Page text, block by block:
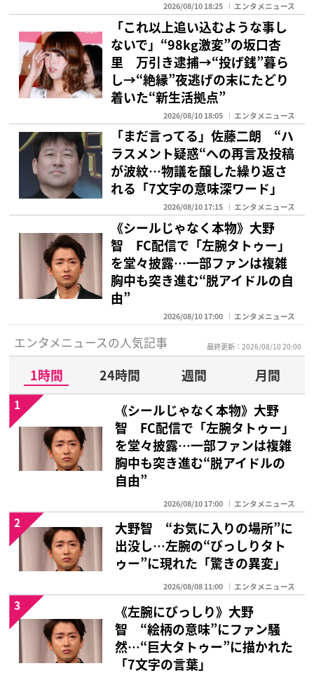
2026/08/10 18:25 エンタメニュース
「これ以上追い込むような事し
ないで」“98kg激変”の坂口杏
里 万引き逮捕→“投げ銭”暮ら
し→“絶縁”夜逃げの末にたどり
着いた“新生活拠点”
2026/08/10 18:05 エンタメニュース
「まだ言ってる」佐藤二朗 “ハ
ラスメント疑惑“への再言及投稿
が波紋…物議を醸した繰り返さ
れる「7文字の意味深ワード」
2026/08/10 17:15 エンタメニュース
《シールじゃなく本物》大野
智 FC配信で「左腕タトゥー」
を堂々披露…一部ファンは複雑
胸中も突き進む“脱アイドルの自
由”
2026/08/10 17:00 エンタメニュース
エンタメニュースの人気記事 最終更新：2026/08/10 20:00
1時間 24時間 週間
月間
《シールじゃなく本物》大野
智 FC配信で「左腕タトゥー」
を堂々披露…一部ファンは複雑
胸中も突き進む“脱アイドルの
自由”
2026/08/10 17:00 エンタメニュース
1
大野智 “お気に入りの場所”に
出没し…左腕の“びっしりタト
ゥー”に現れた「驚きの異変」
2026/08/08 11:00 エンタメニュース
2
《左腕にびっしり》大野
智 “絵柄の意味”にファン騒
然…“巨大タトゥー”に描かれた
「7文字の言葉」
3